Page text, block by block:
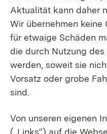
Aktualität kann daher
Wir übernehmen
für etwaige Schäden
die durch Nutzung
werden, soweit sie
Vorsatz oder grobe
sind.
Von unseren eigenen
(„Links“) auf die